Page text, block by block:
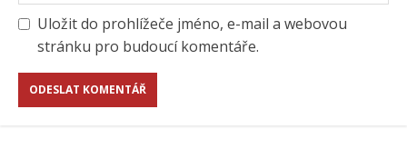
Uložit do prohlížeče jméno, e-mail a webovou
stránku pro budoucí komentáře.